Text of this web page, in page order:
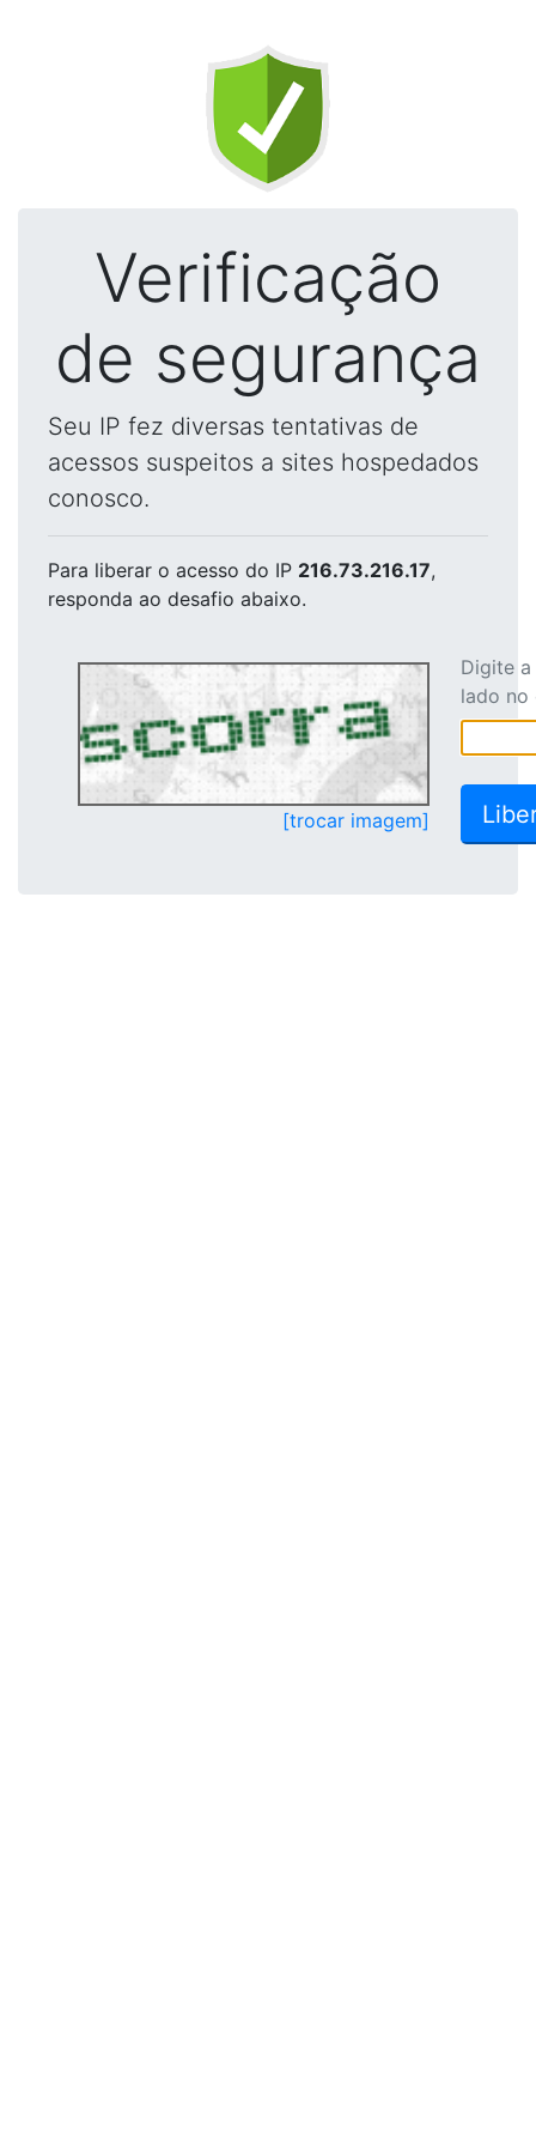
Verificação
de segurança
Seu IP fez diversas tentativas de
acessos suspeitos a sites hospedados
conosco.
Para liberar o acesso do IP 216.73.216.17,
responda ao desafio abaixo.
[trocar imagem]
Digite
lado no